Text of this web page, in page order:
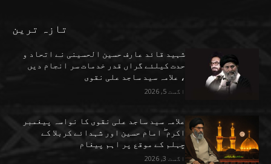
تازہ ترین
شہید قائد عارف حسین الحسینی نے اتحاد و
حدت کیلئے گراں قدر خدمات سر انجام دیں
، علامہ سید ساجد علی نقوی
اگست 5, 2026
علامہ سید ساجد علی نقوی کا نواسہ پیغمبر
اکرم ۖ امام حسین اور شہدائے کربلا کے
چہلم کے موقع پر اہم پیغام
اگست 3, 2026